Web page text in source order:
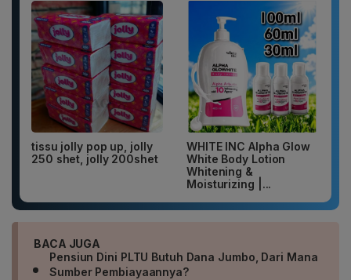
tissu jolly pop up, jolly
250 shet, jolly 200shet
WHITE INC Alpha Glow
White Body Lotion
Whitening &
Moisturizing |...
BACA JUGA
Pensiun Dini PLTU Butuh Dana Jumbo, Dari Mana
Sumber Pembiayaannya?